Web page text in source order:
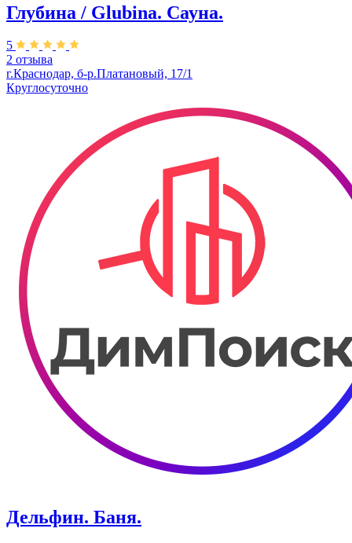
Глубина / Glubina. Сауна.
5
2 отзыва
г.Краснодар, б-р.​Платановый, 17/1
Круглосуточно
Дельфин. Баня.